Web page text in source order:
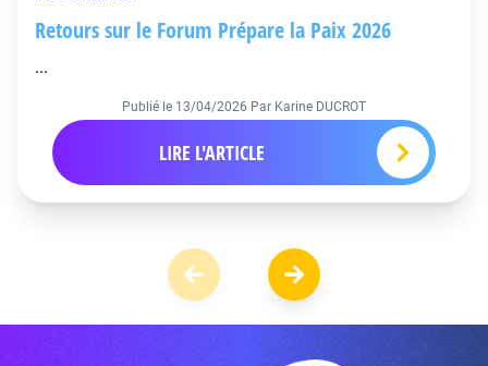
Retours sur le Forum Prépare la Paix 2026
...
Publié le 13/04/2026 Par Karine DUCROT
LIRE L'ARTICLE